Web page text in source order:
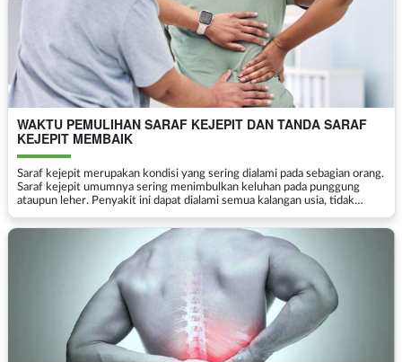
WAKTU PEMULIHAN SARAF KEJEPIT DAN TANDA SARAF
KEJEPIT MEMBAIK
Saraf kejepit merupakan kondisi yang sering dialami pada sebagian orang.
Saraf kejepit umumnya sering menimbulkan keluhan pada punggung
ataupun leher. Penyakit ini dapat dialami semua kalangan usia, tidak